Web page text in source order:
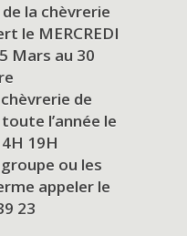
de la chèvrerie
le MERCREDI
Mars au 30
de
l’année le
19H
ou les
appeler le
23